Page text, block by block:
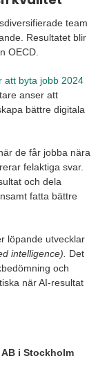
team
Resultatet blir
OECD.
att byta jobb 2024
anser att
bättre digitala
de får jobba nära
felaktiga svar.
och dela
fatta bättre
löpande utvecklar
intelligence). Det
och
när AI-resultat
i Stockholm